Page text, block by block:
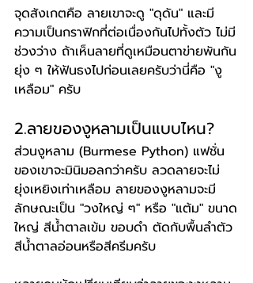
จุดสังเกตคือ ลายเขาจะดู "ดุดัน" และมี
ความเป็นกราฟิกที่ต่อเนื่องกันไปทั้งตัว ไม่มี
ช่วงว่าง ถ้าเห็นลายที่ดูเหมือนตาข่ายพันกัน
ยุ่ง ๆ ให้ฟันธงไปก่อนเลยครับว่านี่คือ "งู
เหลือม" ครับ
2.ลายของงูหลามเป็นแบบไหน?
ส่วนงูหลาม (Burmese Python) แฟชั่น
ของเขาจะมินิมอลกว่าครับ ลวดลายจะไม่
ยุ่งเหยิงเท่าเหลือม ลายของงูหลามจะมี
ลักษณะเป็น "วงใหญ่ ๆ" หรือ "แต้ม" ขนาด
ใหญ่ สีน้ำตาลเข้ม ขอบดำ ตัดกับพื้นลำตัว
สีน้ำตาลอ่อนหรือสีครีมครับ